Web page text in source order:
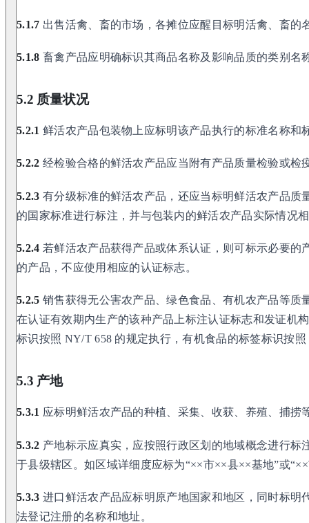
5.1.7 出售活禽、畜的市场，各摊位应醒目标明活禽、畜的
5.1.8 畜禽产品应明确标识其商品名称及影响品质的类别名
5.2 质量状况
5.2.1 鲜活农产品包装物上应标明该产品执行的标准名称和
5.2.2 经检验合格的鲜活农产品应当附有产品质量检验或检
5.2.3 有分级标准的鲜活农产品，还应当标明鲜活农产品质
的国家标准进行标注，并与包装内的鲜活农产品实际情况
5.2.4 若鲜活农产品获得产品或体系认证，则可标示必要的
的产品，不应使用相应的认证标志。
5.2.5 销售获得无公害农产品、绿色食品、有机农产品等质
在认证有效期内生产的该种产品上标注认证标志和发证机
标识按照 NY/T 658 的规定执行，有机食品的标签标识按
5.3 产地
5.3.1 应标明鲜活农产品的种植、采集、收获、养殖、捕捞
5.3.2 产地标示应真实，应按照行政区划的地域概念进行标
于县级辖区。如区域详细度应标为“××市××县××基地”或
5.3.3 进口鲜活农产品应标明原产地国家和地区，同时标明
法登记注册的名称和地址。